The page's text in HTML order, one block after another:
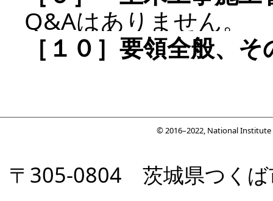
Q&Aはありません。
［１０］要領全般、そ
© 2016–2022, National
〒305-0804 茨城県つく